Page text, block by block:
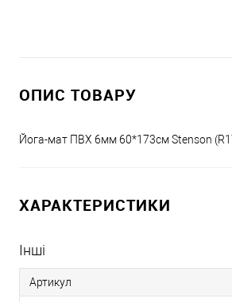
ОПИС ТОВАРУ
Йога-мат ПВХ 6мм 60*173см Stenson
ХАРАКТЕРИСТИКИ
Інші
Артикул